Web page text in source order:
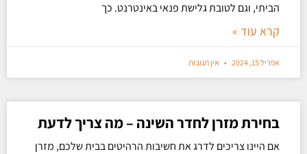
הביתי, וגם לטובת גלישת פנאי באינטרנט. כך
קרא עוד »
אפריל 15, 2024 אין תגובות
בחירת מזרן לחדר השינה – מה צריך לדעת
אם היינו צריכים לדרג את חשיבות הרהיטים בבית שלכם, מזרן